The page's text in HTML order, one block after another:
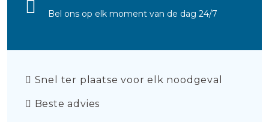
Bel ons op elk moment van de dag 24/7
Snel ter plaatse voor elk noodgeval
Beste advies